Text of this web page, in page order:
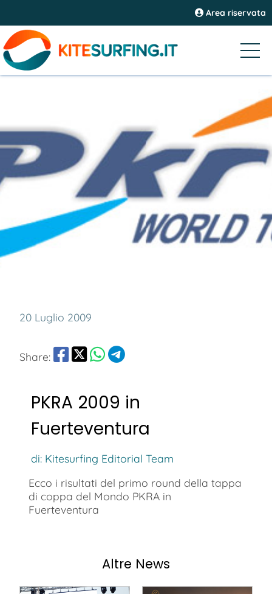
Area riservata
20 Luglio 2009
Share:
PKRA 2009 in
Fuerteventura
di: Kitesurfing Editorial Team
Ecco i risultati del primo round della tappa
di coppa del Mondo PKRA in
Fuerteventura
Altre News